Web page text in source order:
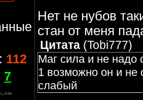
112
7
Нет не нубов
стан от меня
Цитата(Tobi777)
Маг сила и не надо
1 возможно он и не
слабый